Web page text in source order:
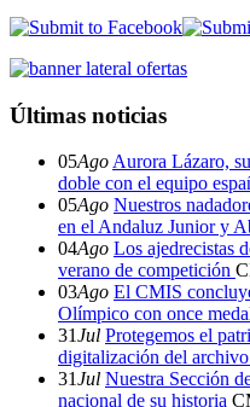
Últimas noticias
05Ago Aurora Lázaro,
doble con el equipo
05Ago Nuestros
en el Andaluz Junior y
04Ago Los ajedrecistas
verano de competición
03Ago El CMIS
Olímpico con once
31Jul Protegemos el
digitalización del archivo
31Jul Nuestra Sección
nacional de su historia